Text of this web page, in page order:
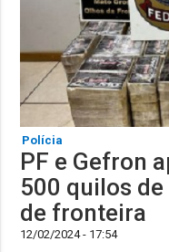
Polícia
PF e Gefron
500 quilos
de fronteira
12/02/2024 - 17:54